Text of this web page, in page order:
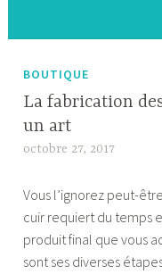
BOUTIQUE
La fabrication
un art
octobre 27, 2017
l
e
Vous l’ignorez peut-
cuir requiert du temps
produit final que vous
sont ses diverses